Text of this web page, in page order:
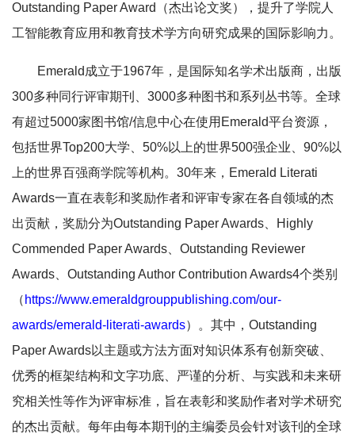
Outstanding Paper Award（杰出论文奖），提升了学院人
工智能教育应用和教育技术学方向研究成果的国际影响力。
Emerald成立于1967年，是国际知名学术出版商，出版
300多种同行评审期刊、3000多种图书和系列丛书等。全球
有超过5000家图书馆/信息中心在使用Emerald平台资源，
包括世界Top200大学、50%以上的世界500强企业、90%以
上的世界百强商学院等机构。30年来，Emerald Literati
Awards一直在表彰和奖励作者和评审专家在各自领域的杰
出贡献，奖励分为Outstanding Paper Awards、Highly
Commended Paper Awards、Outstanding Reviewer
Awards、Outstanding Author Contribution Awards4个类别
（ https://www.emeraldgrouppublishing.com/our-
awards/emerald-literati-awards）。其中，Outstanding
Paper Awards以主题或方法方面对知识体系有创新突破、
优秀的框架结构和文字功底、严谨的分析、与实践和未来研
究相关性等作为评审标准，旨在表彰和奖励作者对学术研究
的杰出贡献。每年由每本期刊的主编委员会针对该刊的全球